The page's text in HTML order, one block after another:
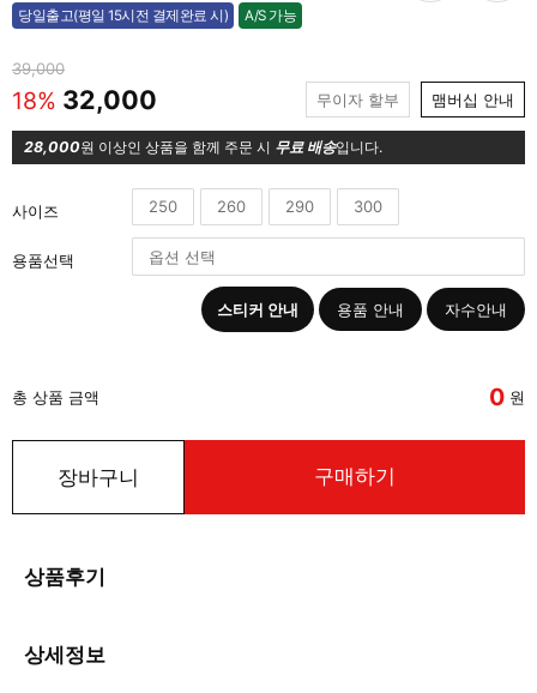
당일출고(평일 15시전 결제완료 시) A/S 가능
가능
39,000
18% 32,000 무이자 할부 맴버십 안내
28,000원 이상인 상품을 함께 주문 시 무료 배송입니다.
사이즈 250 260 290 300
용품선택
스티커 안내 용품 안내 자수안내
총 상품 금액 0 원
장바구니 구매하기
상품후기
상세정보